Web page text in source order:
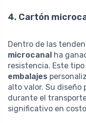
4. Cartón
Dentro de las
microcanal ha
resistencia. Este
embalajes
alto valor. Su diseño
durante el
significativo en